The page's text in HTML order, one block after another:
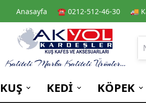
Anasayfa ☎️ 0212-512-46-30 🚚
KUŞ KEDİ KÖPEK